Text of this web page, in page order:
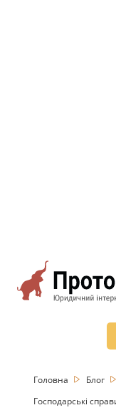
Головна Блог
Господарські